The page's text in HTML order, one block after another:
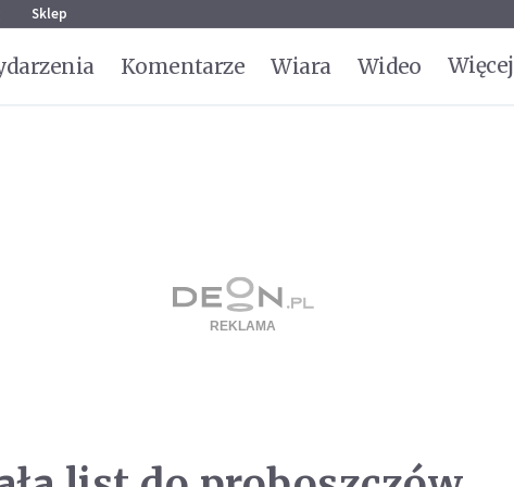
Sklep
Komentarze Wiara Wideo Więcej